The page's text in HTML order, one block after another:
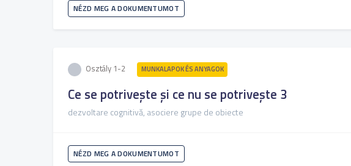
NÉZD MEG A DOKUMENTUMOT
Osztály 1-2 MUNKALAPOK ÉS ANYAGOK
Ce se potrivește și ce nu se potrivește 3
dezvoltare cognitivă, asociere grupe de obiecte
NÉZD MEG A DOKUMENTUMOT